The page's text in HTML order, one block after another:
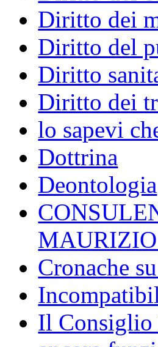
Diritto dei
Diritto del
Diritto
Diritto dei
lo sapevi
Dottrina
Deontologia
Cronache
Il Consiglio